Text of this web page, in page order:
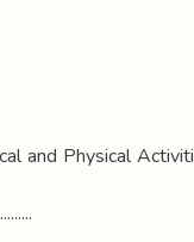
and Physical